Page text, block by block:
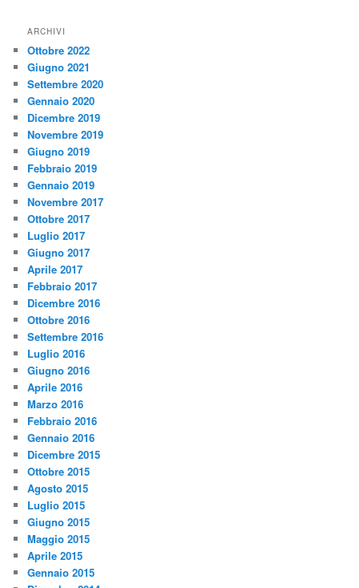
ARCHIVI
Ottobre 2022
Giugno 2021
Settembre 2020
Gennaio 2020
Dicembre 2019
Novembre 2019
Giugno 2019
Febbraio 2019
Gennaio 2019
Novembre 2017
Ottobre 2017
Luglio 2017
Giugno 2017
Aprile 2017
Febbraio 2017
Dicembre 2016
Ottobre 2016
Settembre 2016
Luglio 2016
Giugno 2016
Aprile 2016
Marzo 2016
Febbraio 2016
Gennaio 2016
Dicembre 2015
Ottobre 2015
Agosto 2015
Luglio 2015
Giugno 2015
Maggio 2015
Aprile 2015
Gennaio 2015